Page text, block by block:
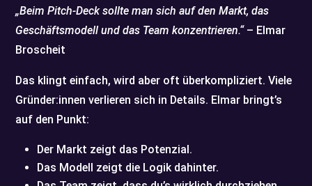
„Beim Pitch-Deck sollte man sich auf den Markt, das
Geschäftsmodell und das Team konzentrieren.“– Elmar
Broscheit
Das klingt einfach, wird aber oft überkompliziert. Viele
Gründer:innen verlieren sich in Details. Elmar bringt’s
auf den Punkt:
Der Markt zeigt das Potenzial.
Das Modell zeigt die Logik dahinter.